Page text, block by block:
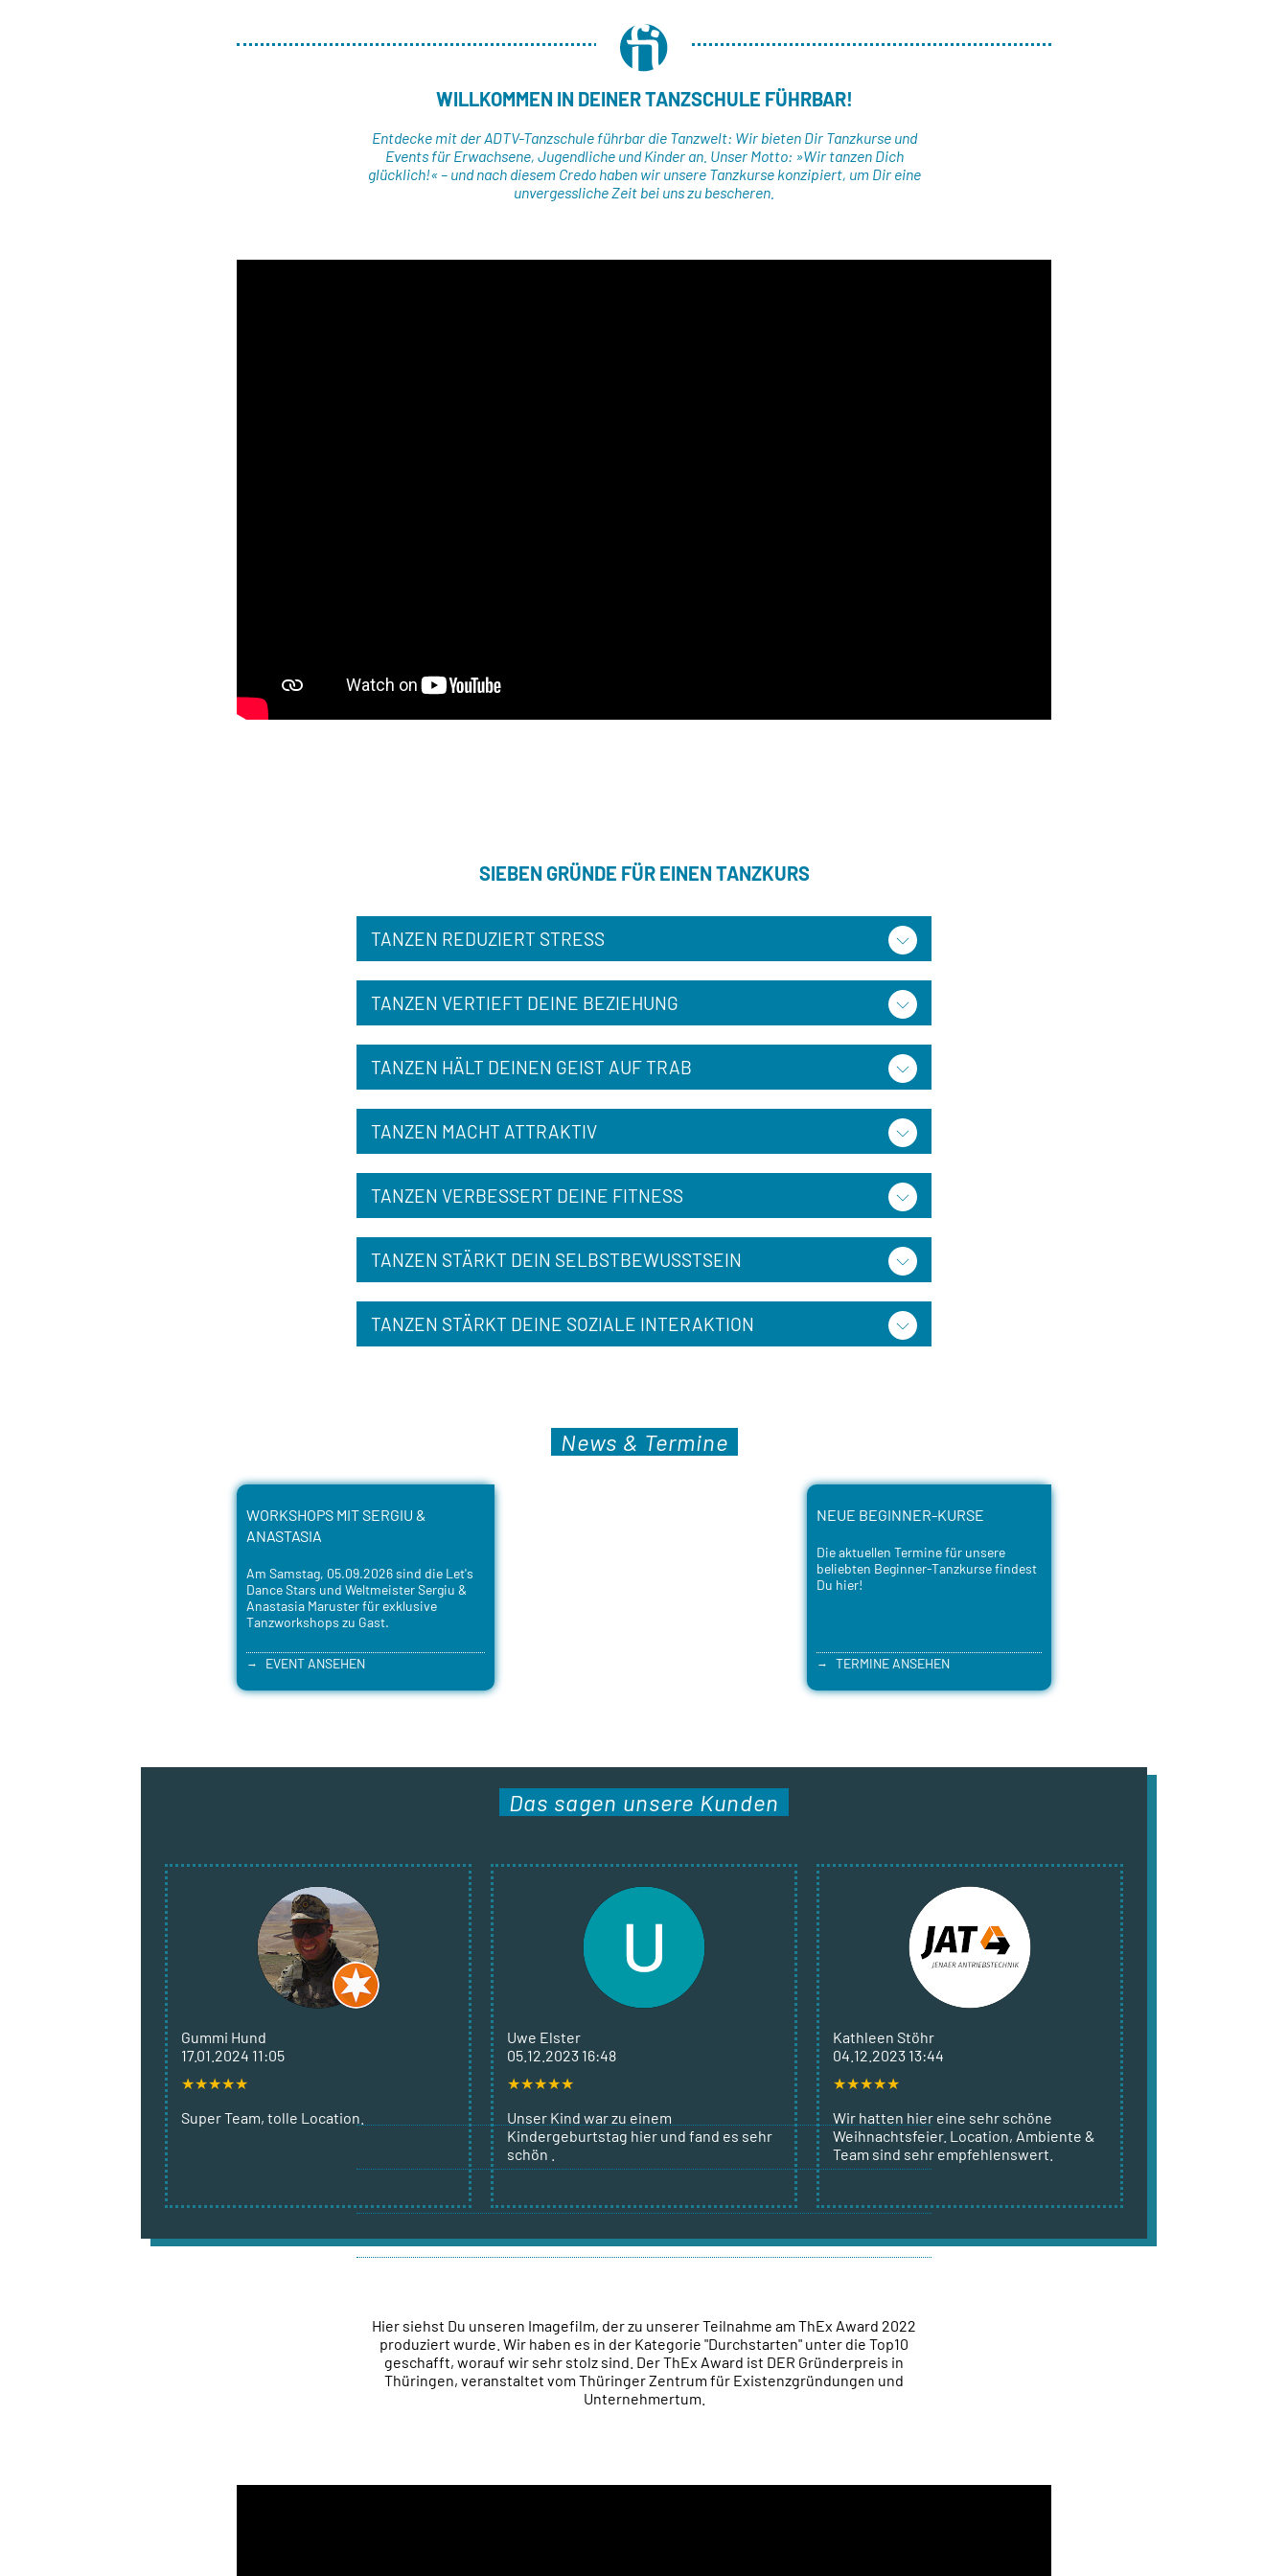
WILLKOMMEN IN DEINER TANZSCHULE FÜHRBAR!
Entdecke mit der ADTV-Tanzschule führbar die Tanzwelt: Wir bieten Dir Tanzkurse und
Events für Erwachsene, Jugendliche und Kinder an. Unser Motto: »Wir tanzen Dich
glücklich!« – und nach diesem Credo haben wir unsere Tanzkurse konzipiert, um Dir eine
unvergessliche Zeit bei uns zu bescheren.
SIEBEN GRÜNDE FÜR EINEN TANZKURS
TANZEN REDUZIERT STRESS
TANZEN VERTIEFT DEINE BEZIEHUNG
TANZEN HÄLT DEINEN GEIST AUF TRAB
TANZEN MACHT ATTRAKTIV
TANZEN VERBESSERT DEINE FITNESS
TANZEN STÄRKT DEIN SELBSTBEWUSSTSEIN
TANZEN STÄRKT DEINE SOZIALE INTERAKTION
News & Termine
WORKSHOPS MIT SERGIU &
ANASTASIA
Am Samstag, 05.09.2026 sind die Let's
Dance Stars und Weltmeister Sergiu &
Anastasia Maruster für exklusive
Tanzworkshops zu Gast.
EVENT ANSEHEN
NEUE BEGINNER-KURSE
Die aktuellen Termine für unsere
beliebten Beginner-Tanzkurse findest
Du hier!
TERMINE ANSEHEN
Das sagen unsere Kunden
Gummi Hund
17.01.2024 11:05
★★★★★
Super Team, tolle Location.
Uwe Elster
05.12.2023 16:48
★★★★★
Unser Kind war zu einem
Kindergeburtstag hier und fand es sehr
schön .
Kathleen Stöhr
04.12.2023 13:44
★★★★★
Wir hatten hier eine sehr schöne
Weihnachtsfeier. Location, Ambiente &
Team sind sehr empfehlenswert.
Hier siehst Du unseren Imagefilm, der zu unserer Teilnahme am ThEx Award 2022
produziert wurde. Wir haben es in der Kategorie "Durchstarten" unter die Top10
geschafft, worauf wir sehr stolz sind. Der ThEx Award ist DER Gründerpreis in
Thüringen, veranstaltet vom Thüringer Zentrum für Existenzgründungen und
Unternehmertum.